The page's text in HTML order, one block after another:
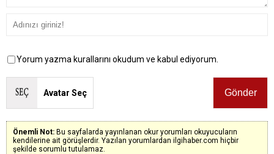
Yorum yazma kurallarını okudum ve kabul ediyorum.
Avatar Seç
Önemli Not: Bu sayfalarda yayınlanan okur yorumları okuyucuların
kendilerine ait görüşlerdir. Yazılan yorumlardan ilgihaber.com hiçbir
şekilde sorumlu tutulamaz.